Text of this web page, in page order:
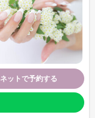
ネットで予約する